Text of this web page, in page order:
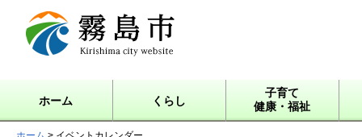
霧島市 Kirishima city
website
ホーム くらし
子育て
健康・福祉